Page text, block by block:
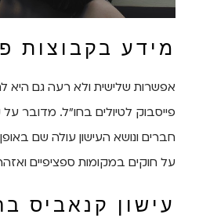
מידע בקבוצות
אפשרות שלישית ולא רעה גם היא
פייסבוק לטיולים בחו"ל. מדובר
חברים ונושא העישון עולה שם
על חוקים במקומות ספציפיים
עישון קנאביס